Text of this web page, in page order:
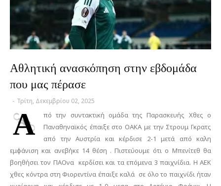
Αθλητική ανασκόπηση στην εβδομάδα
που μας πέρασε
- Τρίτη, Δεκεμβρίου 02, 2025
Α
πό την συντακτική ομάδα της Παρασκευής Χθες ο
Παναθηναϊκός έπαιξε στο ΟΑΚΑ με την Στρουμ Γκρατς
από την Αυστρία και κέρδισε 2-1 μετά από καλη
εμφάνιση και ανεβήκε 14 θέση . Πιστεύουμε ότι ο Μπενίτεθ θα
βοηθήσει τον ΠΑΟνα κερδίσει και τα επόμενα 3 παιχνίδια. Η ΑΕΚ
χθες κόντρα στη Φιορεντίνα έπαιξε καλά σε όλο το παιχνίδι ήταν